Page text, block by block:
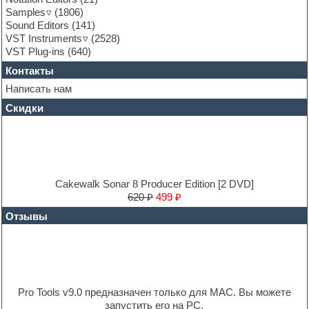
Guitar loops
Guitar processing and effects
Hands-up samples
Hardstyle
Heavy metal sample packs
Hip-hop
House music
Hypersonic
Jazz
Massive presets
Mastering plug-ins
Notation software
Samples
(1806)
Sound Editors (141)
VST Instruments
(2528)
VST Plug-ins (640)
Контакты
Написать нам
Скидки
Cakewalk Sonar 8 Producer Edition [2 DVD]
620 ₽ 499 ₽
Отзывы
Pro Tools v9.0 предназначен только для MAC. Вы можете
запустить его на PC.